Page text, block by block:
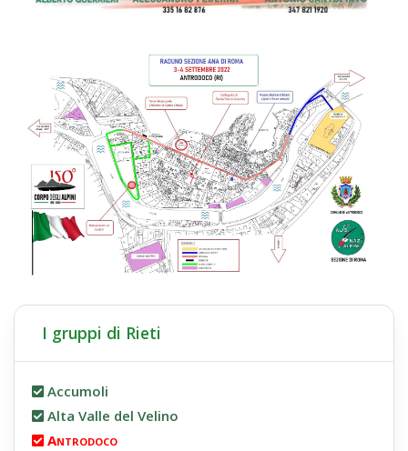
I gruppi di Rieti
Accumoli
Alta Valle del Velino
Antrodoco